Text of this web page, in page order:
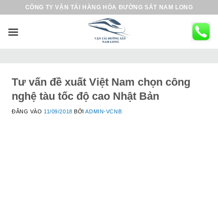
CÔNG TY VẬN TẢI HÀNG HÓA ĐƯỜNG SẮT NAM LONG
Tư vấn đề xuất Việt Nam chọn công
nghệ tàu tốc độ cao Nhật Bản
ĐĂNG VÀO 11/09/2018 BỞIADMIN-VCNB